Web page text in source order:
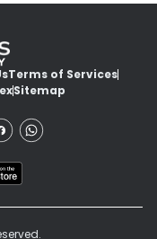
Terms of Services
Sitemap